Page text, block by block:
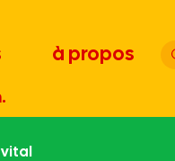
à propos